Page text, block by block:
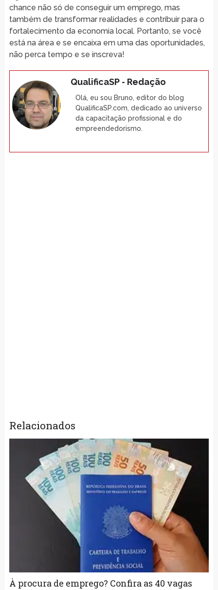
chance não só de conseguir um emprego, mas
também de transformar realidades e contribuir para o
fortalecimento da economia local. Portanto, se você
está na área e se encaixa em uma das oportunidades,
não perca tempo e se inscreva!
QualificaSP - Redação
Olá, eu sou Bruno, editor do blog
QualificaSP.com, dedicado ao universo
da capacitação profissional e do
empreendedorismo.
Relacionados
À procura de emprego? Confira as 40 vagas